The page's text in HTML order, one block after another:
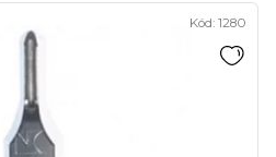
Kód: 1280